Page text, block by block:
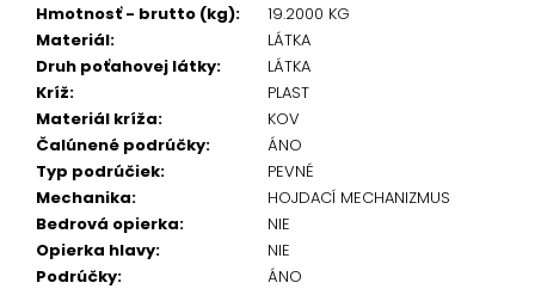
Hmotnosť - brutto (kg):
19.2000 KG
Materiál:
LÁTKA
Druh poťahovej látky:
LÁTKA
Kríž:
PLAST
Materiál kríža:
KOV
Čalúnené podrúčky:
ÁNO
Typ podrúčiek:
PEVNÉ
Mechanika:
HOJDACÍ MECHANIZMUS
Bedrová opierka:
NIE
Opierka hlavy:
NIE
Podrúčky:
ÁNO